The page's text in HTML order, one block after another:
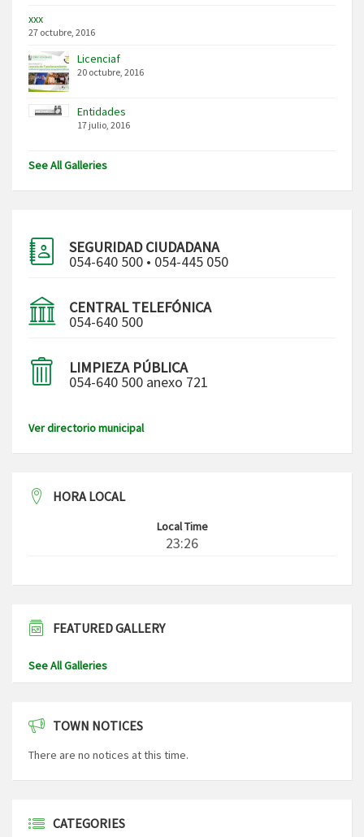
xxx
27 octubre, 2016
Licenciaf
20 octubre, 2016
Entidades
17 julio, 2016
See All Galleries
SEGURIDAD CIUDADANA
054-640 500 • 054-445 050
CENTRAL TELEFÓNICA
054-640 500
LIMPIEZA PÚBLICA
054-640 500 anexo 721
Ver directorio municipal
HORA LOCAL
Local Time
23:26
FEATURED GALLERY
See All Galleries
TOWN NOTICES
There are no notices at this time.
CATEGORIES